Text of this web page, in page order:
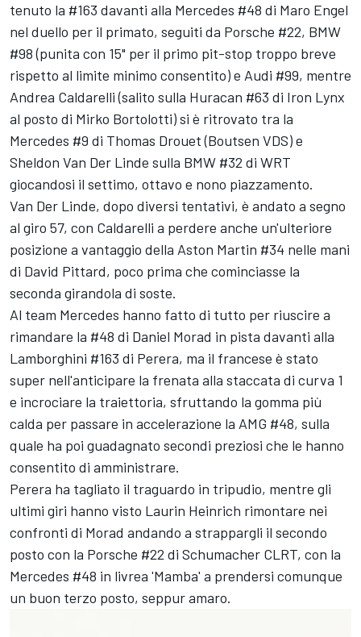
tenuto la #163 davanti alla Mercedes #48 di Maro Engel
nel duello per il primato, seguiti da Porsche #22, BMW
#98 (punita con 15" per il primo pit-stop troppo breve
rispetto al limite minimo consentito) e Audi #99, mentre
Andrea Caldarelli (salito sulla Huracan #63 di Iron Lynx
al posto di Mirko Bortolotti) si è ritrovato tra la
Mercedes #9 di Thomas Drouet (Boutsen VDS) e
Sheldon Van Der Linde sulla BMW #32 di WRT
giocandosi il settimo, ottavo e nono piazzamento.
Van Der Linde, dopo diversi tentativi, è andato a segno
al giro 57, con Caldarelli a perdere anche un'ulteriore
posizione a vantaggio della Aston Martin #34 nelle mani
di David Pittard, poco prima che cominciasse la
seconda girandola di soste.
Al team Mercedes hanno fatto di tutto per riuscire a
rimandare la #48 di Daniel Morad in pista davanti alla
Lamborghini #163 di Perera, ma il francese è stato
super nell'anticipare la frenata alla staccata di curva 1
e incrociare la traiettoria, sfruttando la gomma più
calda per passare in accelerazione la AMG #48, sulla
quale ha poi guadagnato secondi preziosi che le hanno
consentito di amministrare.
Perera ha tagliato il traguardo in tripudio, mentre gli
ultimi giri hanno visto Laurin Heinrich rimontare nei
confronti di Morad andando a strappargli il secondo
posto con la Porsche #22 di Schumacher CLRT, con la
Mercedes #48 in livrea 'Mamba' a prendersi comunque
un buon terzo posto, seppur amaro.